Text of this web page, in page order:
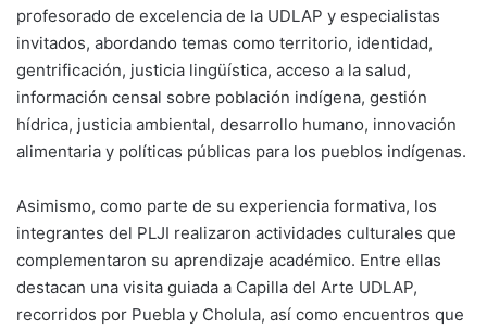
profesorado de excelencia de la UDLAP y especialistas
invitados, abordando temas como territorio, identidad,
gentrificación, justicia lingüística, acceso a la salud,
información censal sobre población indígena, gestión
hídrica, justicia ambiental, desarrollo humano, innovación
alimentaria y políticas públicas para los pueblos indígenas.
Asimismo, como parte de su experiencia formativa, los
integrantes del PLJI realizaron actividades culturales que
complementaron su aprendizaje académico. Entre ellas
destacan una visita guiada a Capilla del Arte UDLAP,
recorridos por Puebla y Cholula, así como encuentros que